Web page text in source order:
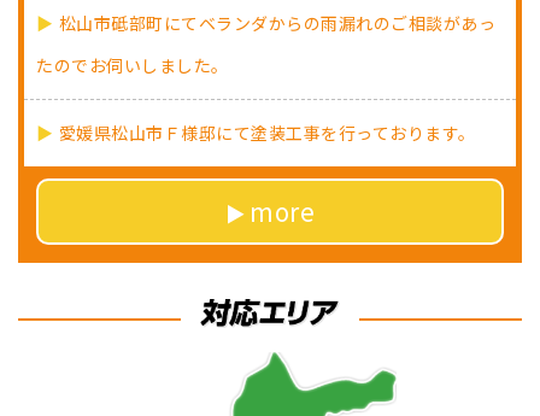
松山市砥部町にてベランダからの雨漏れのご相談があっ
たのでお伺いしました。
愛媛県松山市Ｆ様邸にて塗装工事を行っております。
more